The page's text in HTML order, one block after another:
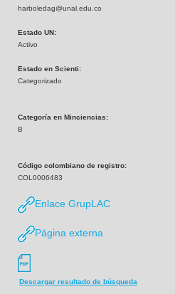
harboledag@unal.edu.co
Estado UN:
Activo
Estado en Scienti:
Categorizado
Categoría en Minciencias:
B
Código colombiano de registro:
COL0006483
Enlace GrupLAC
Página externa
Descargar resultado de búsqueda